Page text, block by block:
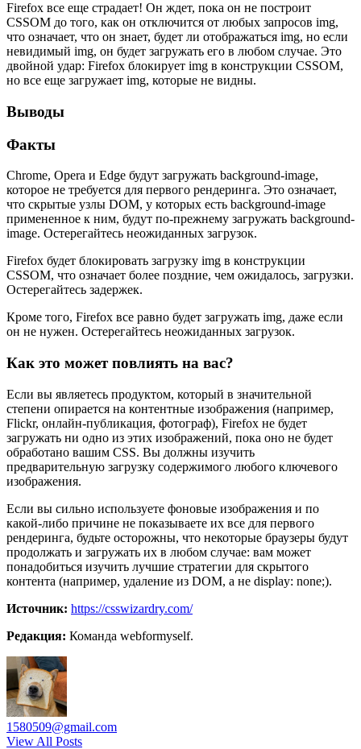
Firefox все еще страдает! Он ждет, пока он не построит
CSSOM до того, как он отключится от любых запросов img,
что означает, что он знает, будет ли отображаться img, но если
невидимый img, он будет загружать его в любом случае. Это
двойной удар: Firefox блокирует img в конструкции CSSOM,
но все еще загружает img, которые не видны.
Выводы
Факты
Chrome, Opera и Edge будут загружать background-image,
которое не требуется для первого рендеринга. Это означает,
что скрытые узлы DOM, у которых есть background-image
примененное к ним, будут по-прежнему загружать background-
image. Остерегайтесь неожиданных загрузок.
Firefox будет блокировать загрузку img в конструкции
CSSOM, что означает более поздние, чем ожидалось, загрузки.
Остерегайтесь задержек.
Кроме того, Firefox все равно будет загружать img, даже если
он не нужен. Остерегайтесь неожиданных загрузок.
Как это может повлиять на вас?
Если вы являетесь продуктом, который в значительной
степени опирается на контентные изображения (например,
Flickr, онлайн-публикация, фотограф), Firefox не будет
загружать ни одно из этих изображений, пока оно не будет
обработано вашим CSS. Вы должны изучить
предварительную загрузку содержимого любого ключевого
изображения.
Если вы сильно используете фоновые изображения и по
какой-либо причине не показываете их все для первого
рендеринга, будьте осторожны, что некоторые браузеры будут
продолжать и загружать их в любом случае: вам может
понадобиться изучить лучшие стратегии для скрытого
контента (например, удаление из DOM, а не display: none;).
Источник: https://csswizardry.com/
Редакция: Команда webformyself.
1580509@gmail.com
View All Posts